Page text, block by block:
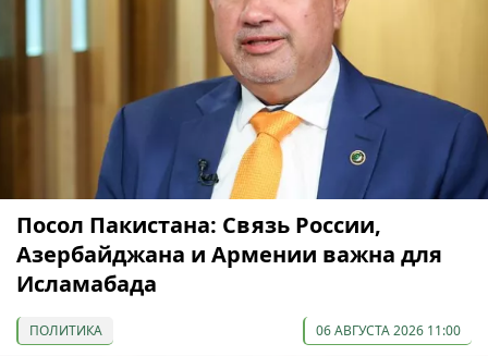
Посол Пакистана: Связь России,
Азербайджана и Армении важна для
Исламабада
ПОЛИТИКА 06 АВГУСТА 2026 11:00